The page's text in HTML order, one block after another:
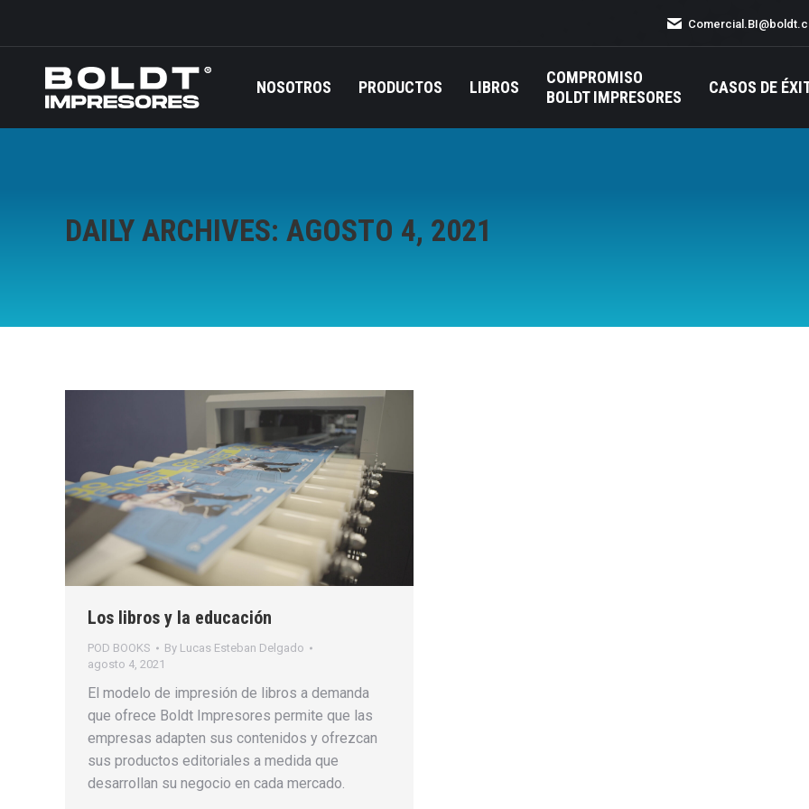
NOSOTROS PRODUCTOS LIBROS
COMPROMISO
BOLDT IMPRESORES
CASOS DE
DAILY ARCHIVES: AGOSTO 4, 2021
Los libros y la educación
POD BOOKS By Lucas Esteban Delgado
agosto 4, 2021
El modelo de impresión de libros a demanda
que ofrece Boldt Impresores permite que las
empresas adapten sus contenidos y ofrezcan
sus productos editoriales a medida que
desarrollan su negocio en cada mercado.